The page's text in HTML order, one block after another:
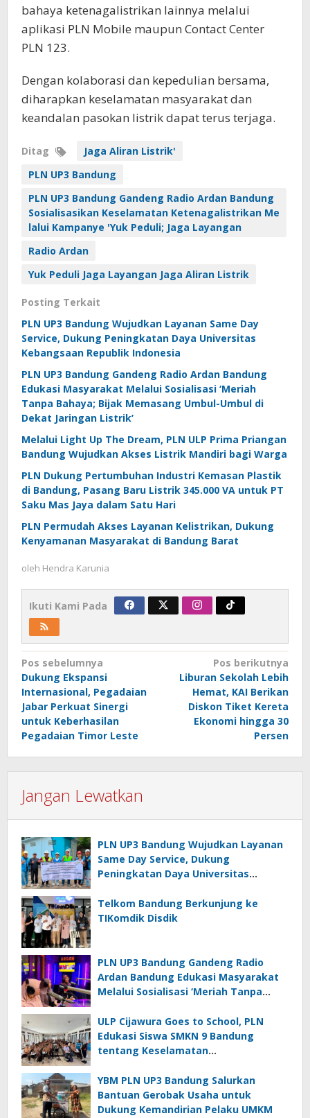
bahaya ketenagalistrikan lainnya melalui
aplikasi PLN Mobile maupun Contact Center
PLN 123.
Dengan kolaborasi dan kepedulian bersama,
diharapkan keselamatan masyarakat dan
keandalan pasokan listrik dapat terus terjaga.
Ditag
Jaga Aliran Listrik'
PLN UP3 Bandung
PLN UP3 Bandung Gandeng Radio Ardan Bandung
Sosialisasikan Keselamatan Ketenagalistrikan Me
lalui Kampanye 'Yuk Peduli; Jaga Layangan
Radio Ardan
Yuk Peduli Jaga Layangan Jaga Aliran Listrik
Posting Terkait
PLN UP3 Bandung Wujudkan Layanan Same Day
Service, Dukung Peningkatan Daya Universitas
Kebangsaan Republik Indonesia
PLN UP3 Bandung Gandeng Radio Ardan Bandung
Edukasi Masyarakat Melalui Sosialisasi ‘Meriah
Tanpa Bahaya; Bijak Memasang Umbul-Umbul di
Dekat Jaringan Listrik’
Melalui Light Up The Dream, PLN ULP Prima Priangan
Bandung Wujudkan Akses Listrik Mandiri bagi Warga
PLN Dukung Pertumbuhan Industri Kemasan Plastik
di Bandung, Pasang Baru Listrik 345.000 VA untuk PT
Saku Mas Jaya dalam Satu Hari
PLN Permudah Akses Layanan Kelistrikan, Dukung
Kenyamanan Masyarakat di Bandung Barat
oleh Hendra Karunia
Ikuti Kami Pada
Navigasi
pos
Pos sebelumnya
Dukung Ekspansi
Internasional, Pegadaian
Jabar Perkuat Sinergi
untuk Keberhasilan
Pegadaian Timor Leste
Pos berikutnya
Liburan Sekolah Lebih
Hemat, KAI Berikan
Diskon Tiket Kereta
Ekonomi hingga 30
Persen
Jangan Lewatkan
PLN UP3 Bandung Wujudkan Layanan
Same Day Service, Dukung
Peningkatan Daya Universitas
Telkom Bandung Berkunjung ke
TIKomdik Disdik
PLN UP3 Bandung Gandeng Radio
Ardan Bandung Edukasi Masyarakat
Melalui Sosialisasi ‘Meriah Tanpa
Umbul di Dekat Jaringan Listrik’
ULP Cijawura Goes to School, PLN
Edukasi Siswa SMKN 9 Bandung
tentang Keselamatan
YBM PLN UP3 Bandung Salurkan
Bantuan Gerobak Usaha untuk
Dukung Kemandirian Pelaku UMKM